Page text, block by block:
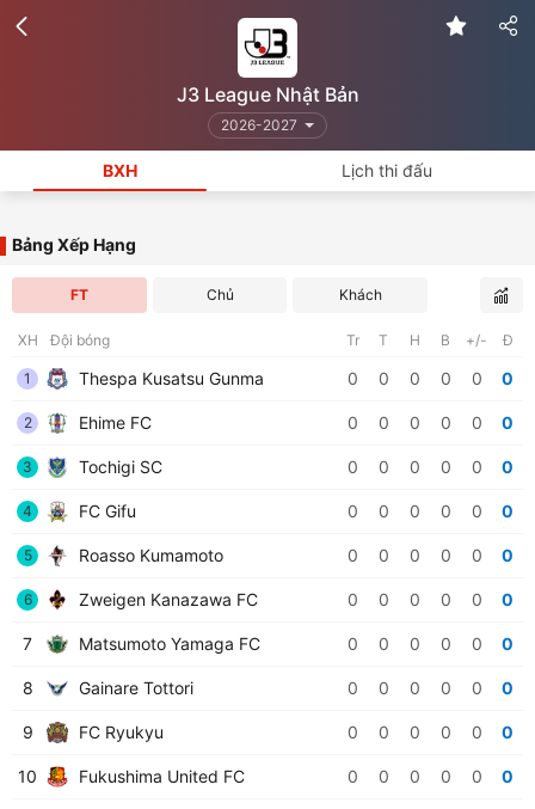
J3 League Nhật Bản
2026-2027
BXH Lịch thi đấu
Bảng Xếp Hạng
FT Chủ Khách
XH Đội bóng Tr T H B +/- Đ
1 Thespa Kusatsu Gunma 0 0 0 0 0 0
2 Ehime FC 0 0 0 0 0 0
3 Tochigi SC 0 0 0 0 0 0
4 FC Gifu 0 0 0 0 0 0
5 Roasso Kumamoto 0 0 0 0 0 0
6 Zweigen Kanazawa FC 0 0 0 0 0 0
7 Matsumoto Yamaga FC 0 0 0 0 0 0
8 Gainare Tottori 0 0 0 0 0 0
9 FC Ryukyu 0 0 0 0 0 0
10 Fukushima United FC 0 0 0 0 0 0